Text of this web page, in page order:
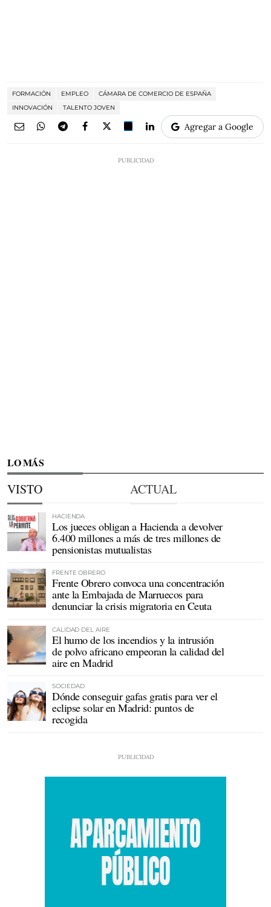
FORMACIÓN EMPLEO
CÁMARA DE COMERCIO DE ESPAÑA
INNOVACIÓN
TALENTO JOVEN
Agregar a Google
LO MÁS
VISTO ACTUAL
HACIENDA
Los jueces obligan a Hacienda a devolver
6.400 millones a más de tres millones de
pensionistas mutualistas
FRENTE OBRERO
Frente Obrero convoca una concentración
ante la Embajada de Marruecos para
denunciar la crisis migratoria en Ceuta
CALIDAD DEL AIRE
El humo de los incendios y la intrusión
de polvo africano empeoran la calidad del
aire en Madrid
SOCIEDAD
Dónde conseguir gafas gratis para ver el
eclipse solar en Madrid: puntos de
recogida